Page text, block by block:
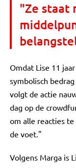
"Ze staat
Omdat Lise 11
symbolisch bedrag
volgt de actie
dag op de
om alle reacties
de voet."
Volgens Marga is